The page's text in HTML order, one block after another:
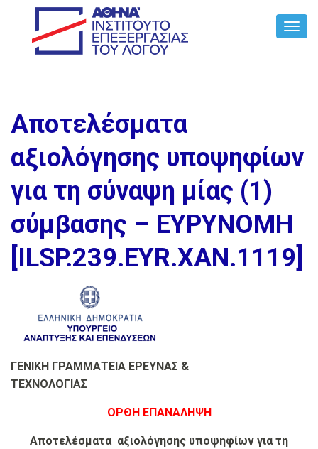
Αποτελέσματα
αξιολόγησης υποψηφίων
για τη σύναψη μίας (1)
σύμβασης – ΕΥΡΥΝΟΜΗ
[ILSP.239.EYR.ΧΑΝ.1119]
ΓΕΝΙΚΗ ΓΡΑΜΜΑΤΕΙΑ ΕΡΕΥΝΑΣ &
ΤΕΧΝΟΛΟΓΙΑΣ
ΟΡΘΗ ΕΠΑΝΑΛΗΨΗ
Αποτελέσματα αξιολόγησης υποψηφίων για τη